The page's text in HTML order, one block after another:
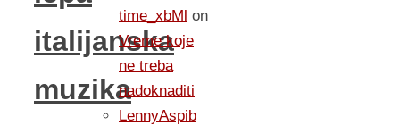
italijanska
muzika
time_xbMl on
Vreme koje
ne treba
nadoknaditi
LennyAspib